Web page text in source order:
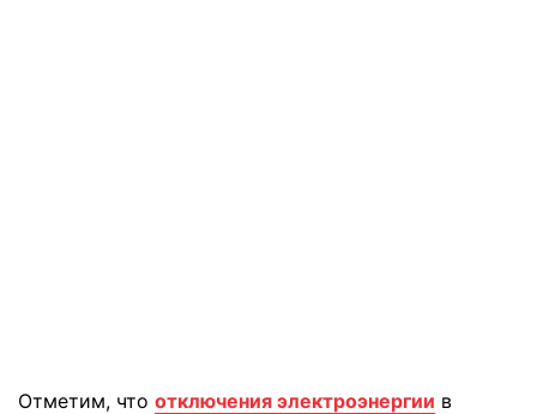
Отметим, что отключения электроэнергии в